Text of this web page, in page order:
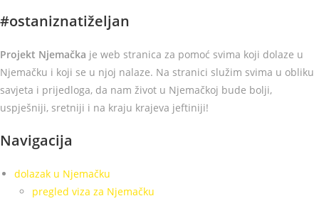
#ostaniznatiželjan
Projekt Njemačka je web stranica za pomoć svima koji dolaze u
Njemačku i koji se u njoj nalaze. Na stranici služim svima u obliku
savjeta i prijedloga, da nam život u Njemačkoj bude bolji,
uspješniji, sretniji i na kraju krajeva jeftiniji!
Navigacija
dolazak u Njemačku
pregled viza za Njemačku